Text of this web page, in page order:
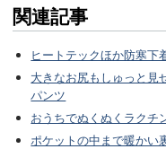
関連記事
ヒートテックほか防寒下
大きなお尻もしゅっと見
パンツ
おうちでぬくぬくラクチ
ポケットの中まで暖かい